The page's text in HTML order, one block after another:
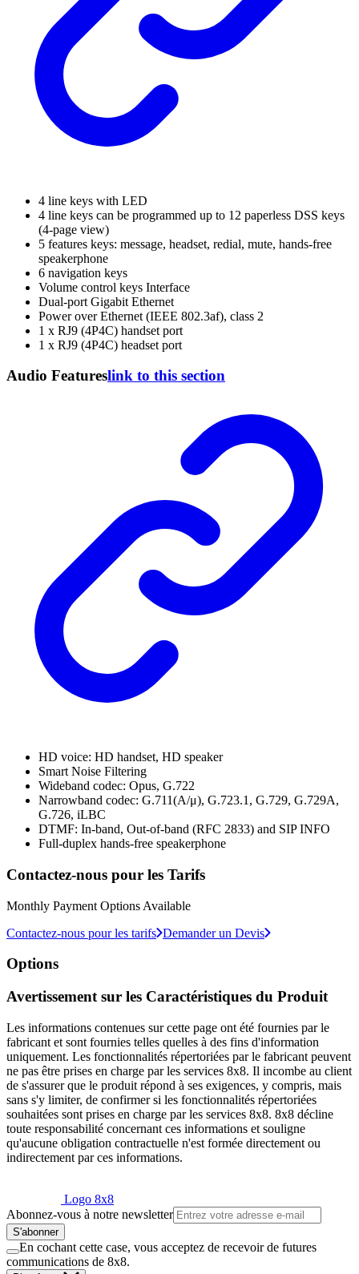
4 line keys with LED
4 line keys can be programmed up to 12 paperless DSS keys
(4-page view)
5 features keys: message, headset, redial, mute, hands-free
speakerphone
6 navigation keys
Volume control keys Interface
Dual-port Gigabit Ethernet
Power over Ethernet (IEEE 802.3af), class 2
1 x RJ9 (4P4C) handset port
1 x RJ9 (4P4C) headset port
Audio Featureslink to this section
HD voice: HD handset, HD speaker
Smart Noise Filtering
Wideband codec: Opus, G.722
Narrowband codec: G.711(A/μ), G.723.1, G.729, G.729A,
G.726, iLBC
DTMF: In-band, Out-of-band (RFC 2833) and SIP INFO
Full-duplex hands-free speakerphone
Contactez-nous pour les Tarifs
Monthly Payment Options Available
Contactez-nous pour les tarifs Demander un Devis
Options
Avertissement sur les Caractéristiques du Produit
Les informations contenues sur cette page ont été fournies par le
fabricant et sont fournies telles quelles à des fins d'information
uniquement. Les fonctionnalités répertoriées par le fabricant peuvent
ne pas être prises en charge par les services 8x8. Il incombe au client
de s'assurer que le produit répond à ses exigences, y compris, mais
sans s'y limiter, de confirmer si les fonctionnalités répertoriées
souhaitées sont prises en charge par les services 8x8. 8x8 décline
toute responsabilité concernant ces informations et souligne
qu'aucune obligation contractuelle n'est formée directement ou
indirectement par ces informations.
Logo 8x8
Abonnez-vous à notre newsletter
S'abonner
En cochant cette case, vous acceptez de recevoir de futures
communications de 8x8.